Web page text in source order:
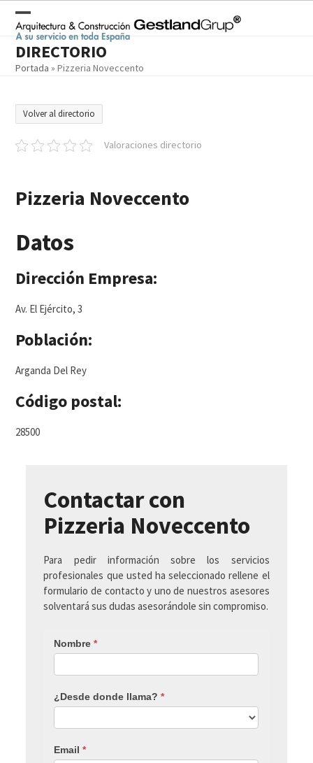
contentOpen
mobile
menu
Close
mobile
menu
DIRECTORIO
Portada »Pizzeria Noveccento
Volver al directorio
Valoraciones directorio
Pizzeria Noveccento
Datos
Dirección Empresa:
Av. El Ejército, 3
Población:
Arganda Del Rey
Código postal:
28500
Contactar con
Pizzeria Noveccento
Para pedir información sobre los servicios
profesionales que usted ha seleccionado rellene el
formulario de contacto y uno de nuestros asesores
solventará sus dudas asesorándole sin compromiso.
Nombre*
¿Desde donde llama?*
Email*